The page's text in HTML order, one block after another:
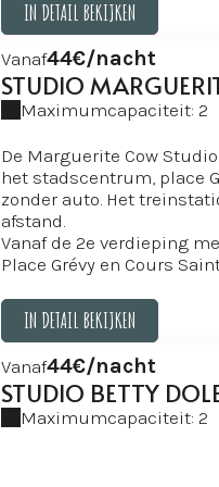
IN DETAIL BEKIJKEN
IN DETAIL BEKIJKEN
Vanaf44€/nacht
STUDIO
Maximumcapaciteit: 2
De Marguerite Cow
het stadscentrum, place
zonder auto. Het
afstand.
Vanaf de 2e verdieping
Place Grévy en Cours
gerenoveerd (muur, vloer,
badkamer, elektriciteit...)
Klein maar goed
aansluitingen voor uw
glasvezel-WiFi, groot tv-
YOUTUBE, geïntegreerde
IN DETAIL BEKIJKEN
IN DETAIL BEKIJKEN
Vanaf44€/nacht
STUDIO BETTY
Maximumcapaciteit: 2